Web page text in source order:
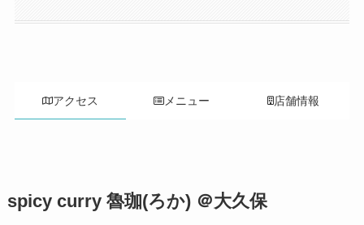
アクセス メニュー 店舗情報
spicy curry 魯珈(ろか) ＠大久保